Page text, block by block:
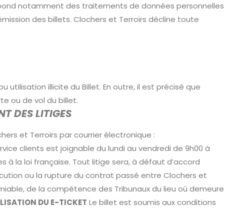
notamment des traitements de données personnelles
des billets. Clochers et Terroirs décline toute
utilisation illicite du Billet. En outre, il est précisé que
ou de vol du billet.
DES LITIGES
et Terroirs par courrier électronique :
clients est joignable du lundi au vendredi de 9h00 à
la loi française. Tout litige sera, à défaut d’accord
ou la rupture du contrat passé entre Clochers et
de la compétence des Tribunaux du lieu où demeure
DU E-TICKET Le billet est soumis aux conditions